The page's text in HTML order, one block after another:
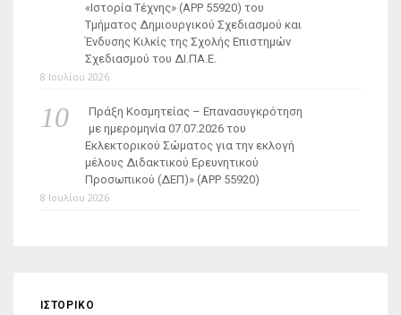
«Ιστορία Τέχνης» (ΑΡΡ 55920) του
Τμήματος Δημιουργικού Σχεδιασμού και
Ένδυσης Κιλκίς της Σχολής Επιστημών
Σχεδιασμού του ΔΙ.ΠΑ.Ε.
8 Ιουλίου 2026
Πράξη Κοσμητείας – Επανασυγκρότηση
με ημερομηνία 07.07.2026 του
Εκλεκτορικού Σώματος για την εκλογή
μέλους Διδακτικού Ερευνητικού
Προσωπικού (ΔΕΠ)» (APP 55920)
8 Ιουλίου 2026
ΙΣΤΟΡΙΚΌ